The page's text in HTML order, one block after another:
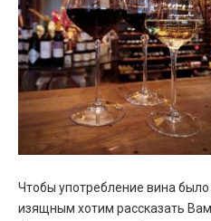
Чтобы употребление вина
изящным хотим рассказать